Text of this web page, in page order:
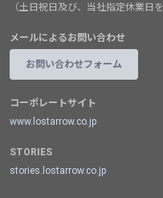
（土日祝日及び、当社指定休業日を
メールによるお問い合わせ
お問い合わせフォーム
コーポレートサイト
www.lostarrow.co.jp
STORIES
stories.lostarrow.co.jp